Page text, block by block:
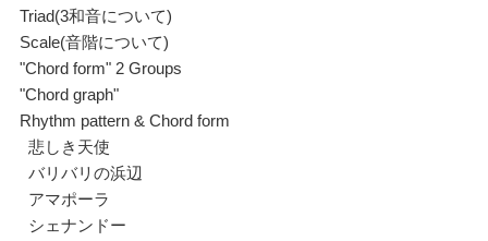
Triad(3和音について)
Scale(音階について)
"Chord form" 2 Groups
"Chord graph"
Rhythm pattern & Chord form
悲しき天使
バリバリの浜辺
アマポーラ
シェナンドー